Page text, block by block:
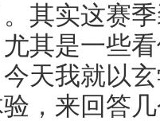
其实这赛
其是一些
天我就以
验，来回答